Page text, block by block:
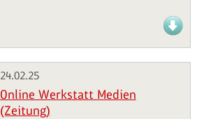
24.02.25
Online Werkstatt Medien
(Zeitung)